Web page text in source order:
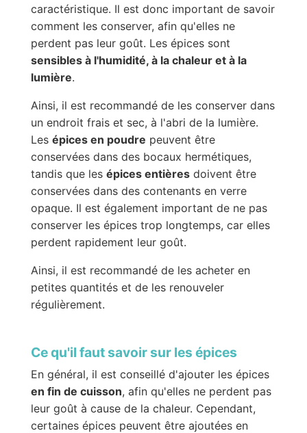
caractéristique. Il est donc important de savoir
comment les conserver, afin qu'elles ne
perdent pas leur goût. Les épices sont
sensibles à l'humidité, à la chaleur et à la
lumière.
Ainsi, il est recommandé de les conserver dans
un endroit frais et sec, à l'abri de la lumière.
Les épices en poudre peuvent être
conservées dans des bocaux hermétiques,
tandis que les épices entièresdoivent être
conservées dans des contenants en verre
opaque. Il est également important de ne pas
conserver les épices trop longtemps, car elles
perdent rapidement leur goût.
Ainsi, il est recommandé de les acheter en
petites quantités et de les renouveler
régulièrement.
Ce qu'il faut savoir sur les épices
En général, il est conseillé d'ajouter les épices
en fin de cuisson, afin qu'elles ne perdent pas
leur goût à cause de la chaleur. Cependant,
certaines épices peuvent être ajoutées en